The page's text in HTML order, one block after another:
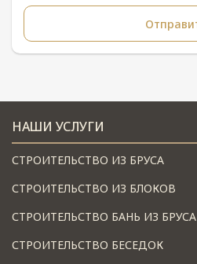
НАШИ УСЛУГИ
СТРОИТЕЛЬСТВО ИЗ БРУСА
СТРОИТЕЛЬСТВО ИЗ БЛОКОВ
СТРОИТЕЛЬСТВО БАНЬ ИЗ БРУСА
СТРОИТЕЛЬСТВО БЕСЕДОК